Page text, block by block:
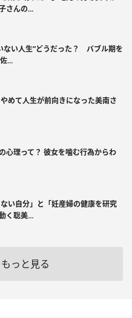
さんの...
ない人生”どうだった？ バブル期を
...
やめて人生が前向きになった美南さ
心理って？ 彼女を噛む行為からわ
ない自分」と「妊産婦の健康を研究
く聡美...
っと見る